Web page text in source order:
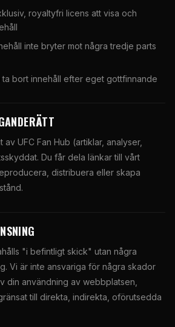
royaltyfri licens att visa och
inte bryter mot några tredje parts
ta bort innehåll efter eget gottfinnande
av UFC Fan Hub (artiklar, analyser,
Du får dela länkar till vårt
distribuera eller skapa
"i befintligt skick" utan några
Vi är inte ansvariga för några skador
din användning av webbplatsen,
till direkta, indirekta, oförutsedda